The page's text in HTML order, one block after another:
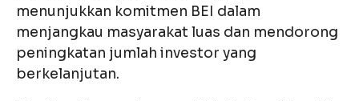
menunjukkan komitmen BEI dalam
menjangkau masyarakat luas dan mendorong
peningkatan jumlah investor yang
berkelanjutan.